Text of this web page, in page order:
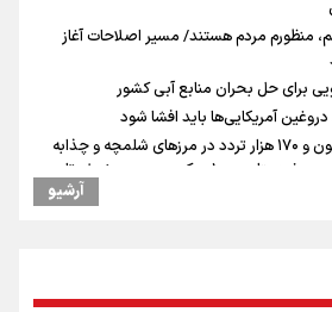
منظورم مردم هستند/ مسیر اصلاحات آغاز
برای حل بحران منابع آبی کشور
آمریکایی‌ها باید افشا شود
استاندار خوزستان: دو میلیون و ۱۷۰ هزار تردد در مرزهای شلمچه و چذابه
ثبت شد / برپایی هزار موکب در خوزستان و ۱۰۰ موکب در مسیر نجف تا
انجام شد/ فرصت طلایی برای اقتصاد
آرشیو